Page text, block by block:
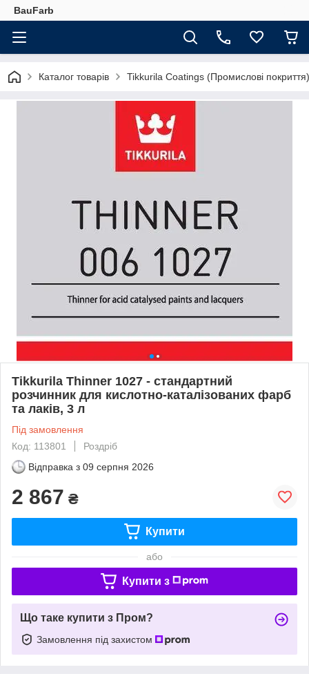
BauFarb
Каталог товарів Tikkurila Coatings (Промислові покриття)
Tikkurila Thinner 1027 - стандартний
розчинник для кислотно-каталізованих фарб
та лаків, 3 л
Під замовлення
Код: 113801
Роздріб
Відправка з 09 серпня 2026
2 867 ₴
Купити
або
Купити з
Що таке купити з Пром?
Замовлення під захистом